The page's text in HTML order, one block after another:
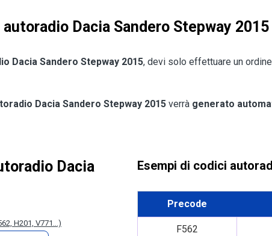
Dacia Sandero Stepway 2015
Dacia Sandero Stepway 2015, devi solo effettuare un
Dacia Sandero Stepway 2015 verrà generato
Dacia
H201, V771...)
Esempi di codici
Precode
F562